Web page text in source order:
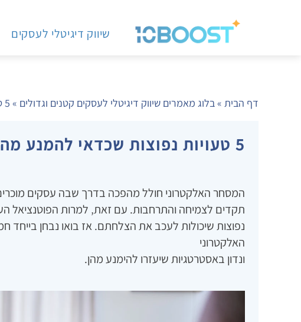
שיווק דיגיטלי לעסקים
דף הבית »בלוג מאמרים שיווק דיגיטלי לעסקים קטנים וגדולים » 5 טעויות נפוצות שכדאי להמנע מהן בתחום האי-קומרס
5 טעויות נפוצות שכדאי להמנע מהן בתחום האי-קומרס
המסחר האלקטרוני חולל מהפכה בדרך שבה עסקים מוכרים
תקדים לצמיחה והתרחבות. עם זאת‚ למרות הפוטנציאל
נפוצות שיכולות לעכב את הצלחתם. אז בואו נבחן
האלקטרוני
ונדון באסטרטגיות שיעזרו להימנע מהן.